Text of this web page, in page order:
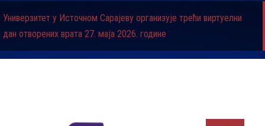
Универзитет у Источном Сарајеву организује трећи виртуелни
дан отворених врата 27. маја 2026. године